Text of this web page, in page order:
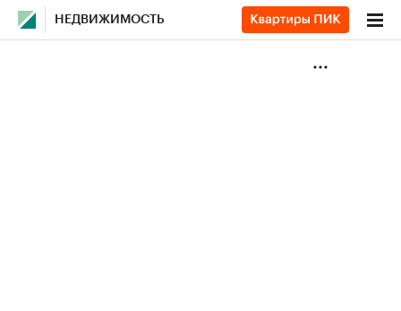
НЕДВИЖИМОСТЬ